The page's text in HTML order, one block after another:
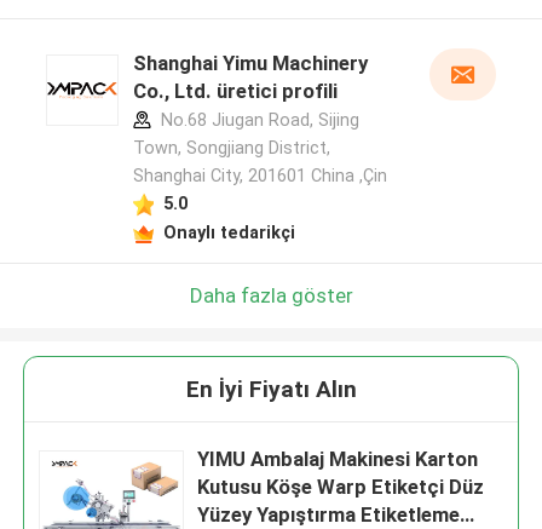
Shanghai Yimu Machinery
Co., Ltd. üretici profili
No.68 Jiugan Road, Sijing
Town, Songjiang District,
Shanghai City, 201601 China ,Çin
5.0
Onaylı tedarikçi
Daha fazla göster
En İyi Fiyatı Alın
YIMU Ambalaj Makinesi Karton
Kutusu Köşe Warp Etiketçi Düz
Yüzey Yapıştırma Etiketleme